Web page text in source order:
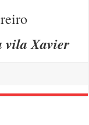
vila Xavier